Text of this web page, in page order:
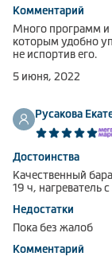
Комментарий
Много программ и
которым удобно
не испортив его.
5 июня, 2022
Русакова
Достоинства
Качественный
19 ч, нагреватель
Недостатки
Пока без жалоб
Комментарий